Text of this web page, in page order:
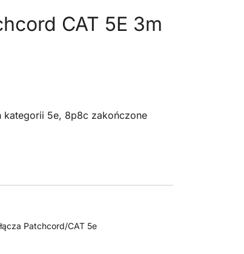
CAT 5E 3m
kategorii 5e, 8p8c zakończone
Patchcord/CAT 5e